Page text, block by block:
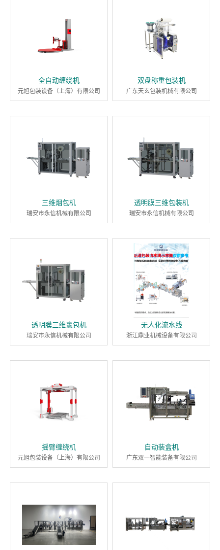
全自动缠绕机
元旭包装设备（上海）有限公司
双盘称重包装机
广东天玄包装机械有限公司
三维烟包机
瑞安市永信机械有限公司
透明膜三维包装机
瑞安市永信机械有限公司
透明膜三维裹包机
瑞安市永信机械有限公司
无人化流水线
浙江鼎业机械设备有限公司
摇臂缠绕机
元旭包装设备（上海）有限公司
自动装盒机
广东双一智能装备有限公司